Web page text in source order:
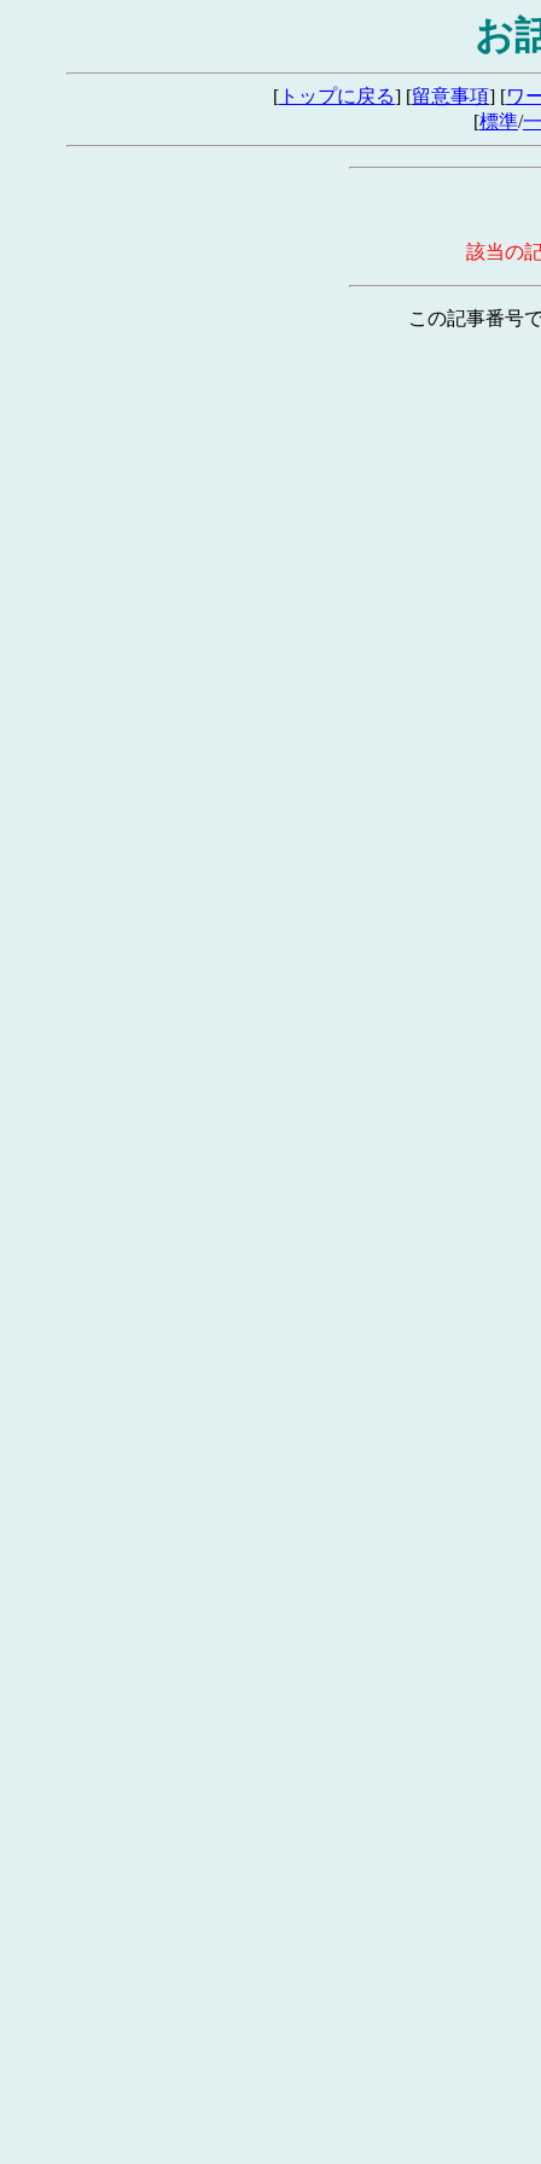
お
[ トップに戻る] [留意事項] [ワ
[標準/
該当の
この記事番号